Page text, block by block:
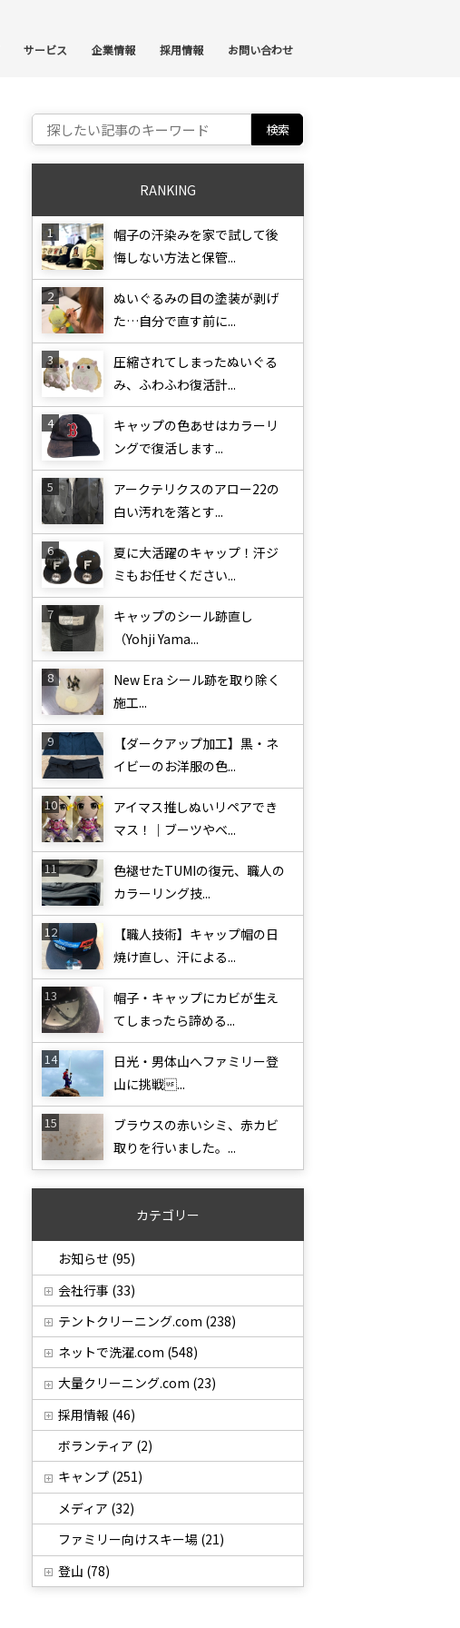
サービス 企業情報 採用情報 お問い合わせ
Search for:
RANKING
帽子の汗染みを家で試して後
悔しない方法と保管...
ぬいぐるみの目の塗装が剥げ
た…自分で直す前に...
圧縮されてしまったぬいぐる
み、ふわふわ復活計...
キャップの色あせはカラーリ
ングで復活します...
アークテリクスのアロー22の
白い汚れを落とす...
夏に大活躍のキャップ！汗ジ
ミもお任せください...
キャップのシール跡直し
（Yohji Yama...
New Era シール跡を取り除く
施工...
【ダークアップ加工】黒・ネ
イビーのお洋服の色...
アイマス推しぬいリペアでき
マス！｜ブーツやベ...
色褪せたTUMIの復元、職人の
カラーリング技...
【職人技術】キャップ帽の日
焼け直し、汗による...
帽子・キャップにカビが生え
てしまったら諦める...
日光・男体山へファミリー登
山に挑戦...
ブラウスの赤いシミ、赤カビ
取りを行いました。...
カテゴリー
お知らせ (95)
会社行事 (33)
テントクリーニング.com (238)
ネットで洗濯.com (548)
大量クリーニング.com (23)
採用情報 (46)
ボランティア (2)
キャンプ (251)
メディア (32)
ファミリー向けスキー場 (21)
登山 (78)